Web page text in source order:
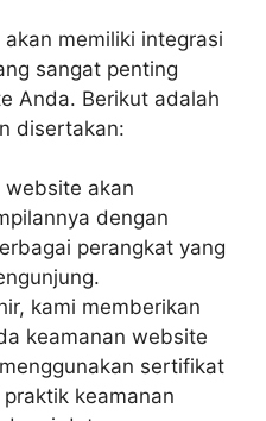
memiliki integrasi
sangat penting
Anda. Berikut adalah
disertakan:
website akan
dengan
perangkat yang
kami memberikan
keamanan website
sertifikat
keamanan